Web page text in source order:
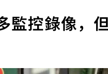
監控錄像，